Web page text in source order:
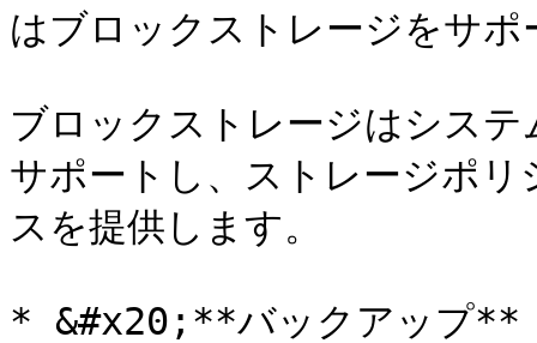
はブロックストレージをサポ
ブロックストレージはシステ
サポートし、ストレージポ
スを提供します。
* &#x20;**バックアップ**：